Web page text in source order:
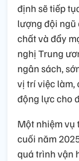
định sẽ tiếp
lượng đội ngũ
chất và đẩy
nghị Trung
ngân sách,
vị trí việc làm,
động lực cho
Một nhiệm
cuối năm
quá trình vận